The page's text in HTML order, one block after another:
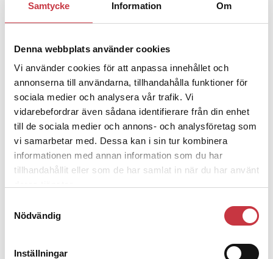
Samtycke Information Om
Denna webbplats använder cookies
Vi använder cookies för att anpassa innehållet och
annonserna till användarna, tillhandahålla funktioner för
sociala medier och analysera vår trafik. Vi
vidarebefordrar även sådana identifierare från din enhet
till de sociala medier och annons- och analysföretag som
vi samarbetar med. Dessa kan i sin tur kombinera
informationen med annan information som du har
tillhandahållit eller som de har samlat in när du har använt
Nödvändig
Inställningar
Jens Mårtensson:Snart 20 år i tjänst – nu
ska han lära sig grunderna
4 juni 2026
Polisregionen erkänner fel: ”Kommer
att rättas till”
Debatt